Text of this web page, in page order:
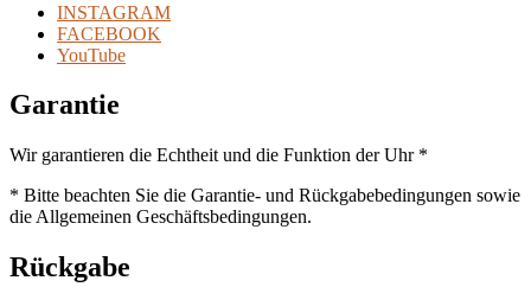
INSTAGRAM
FACEBOOK
YouTube
Garantie
Wir garantieren die Echtheit und die Funktion der Uhr *
* Bitte beachten Sie die Garantie- und Rückgabebedingungen sowie
die Allgemeinen Geschäftsbedingungen.
Rückgabe